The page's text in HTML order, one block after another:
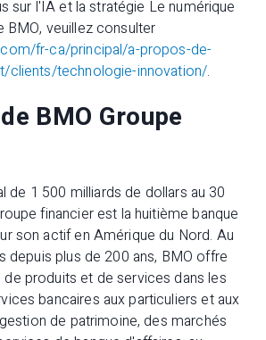
sur l'IA et la stratégie Le numérique
BMO, veuillez consulter
fr-ca/principal/a-propos-de-
clients/technologie-innovation/.
BMO Groupe
de 1 500 milliards de dollars au 30
financier est la huitième banque
son actif en Amérique du Nord. Au
depuis plus de 200 ans, BMO offre
produits et de services dans les
bancaires aux particuliers et aux
de patrimoine, des marchés